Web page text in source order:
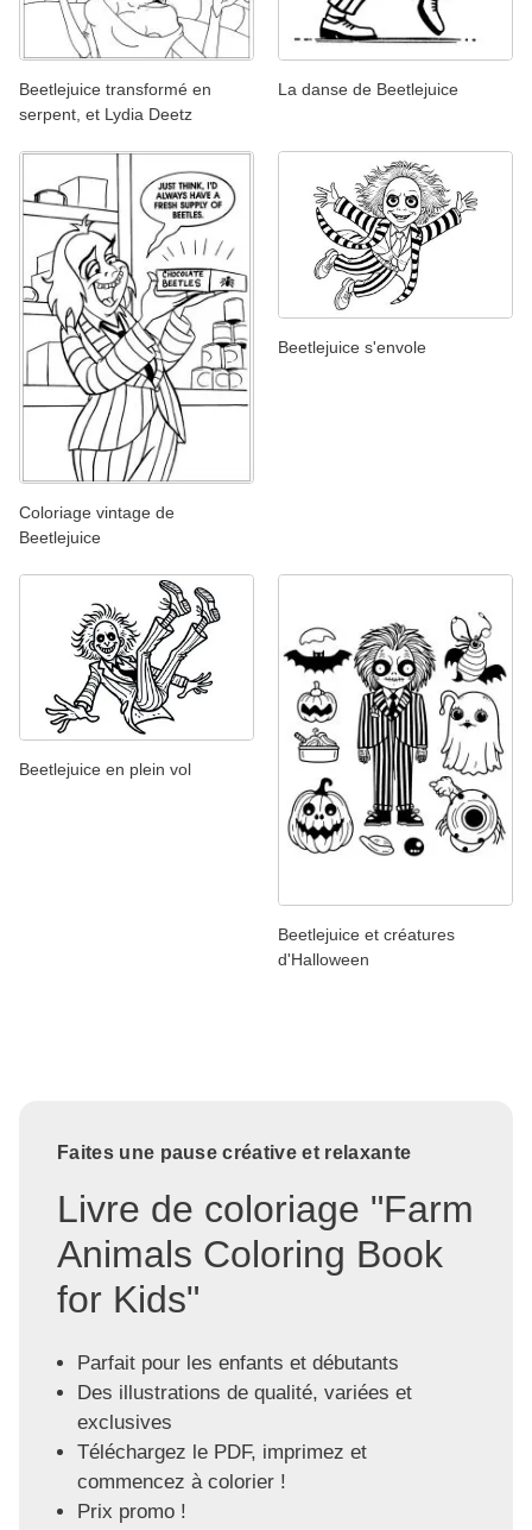
Beetlejuice transformé en
serpent, et Lydia Deetz
La danse de Beetlejuice
Coloriage vintage de
Beetlejuice
Beetlejuice s'envole
Beetlejuice en plein vol
Beetlejuice et créatures
d'Halloween
Faites une pause créative et relaxante
Livre de coloriage "Farm
Animals Coloring Book
for Kids"
Parfait pour les enfants et débutants
Des illustrations de qualité, variées et
exclusives
Téléchargez le PDF, imprimez et
commencez à colorier !
Prix promo !